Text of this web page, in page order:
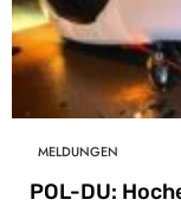
MELDUNGEN
POL-DU: